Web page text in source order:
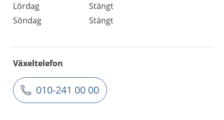
Lördag
Stängt
Söndag
Stängt
Växeltelefon
010-241 00 00